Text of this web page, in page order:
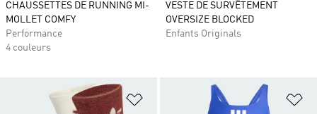
CHAUSSETTES DE RUNNING MI-
MOLLET COMFY
Performance
4 couleurs
VESTE DE SURVÊTEMENT
OVERSIZE BLOCKED
Enfants Originals
Ajouter à la Liste de produits